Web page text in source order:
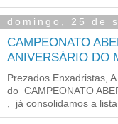
domingo, 25 de
CAMPEONATO
ANIVERSÁRIO DO
Prezados Enxadristas,
do CAMPEONATO
, já consolidamos a lista